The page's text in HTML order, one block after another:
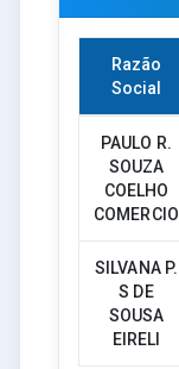
Razão
Social
PAULO R.
SOUZA
COELHO
COMERCIO
SILVANA P.
S DE
SOUSA
EIRELI